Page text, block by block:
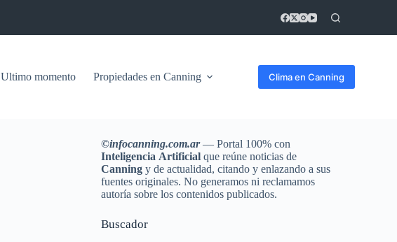
Ultimo momento Propiedades en Canning Clima en Canning
©infocanning.com.ar— Portal 100% con
Inteligencia Artificial que reúne noticias de
Canning y de actualidad, citando y enlazando a sus
fuentes originales. No generamos ni reclamamos
autoría sobre los contenidos publicados.
Buscador